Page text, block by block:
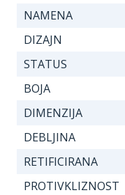
NAMENA
DIZAJN
STATUS
BOJA
DIMENZIJA
DEBLJINA
RETIFICIRANA
PROTIVKLIZNOST